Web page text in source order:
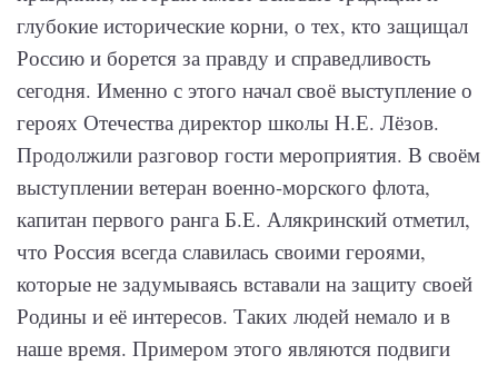
глубокие исторические корни, о тех, кто защищал
Россию и борется за правду и справедливость
сегодня. Именно с этого начал своё выступление о
героях Отечества директор школы Н.Е. Лёзов.
Продолжили разговор гости мероприятия. В своём
выступлении ветеран военно-морского флота,
капитан первого ранга Б.Е. Алякринский отметил,
что Россия всегда славилась своими героями,
которые не задумываясь вставали на защиту своей
Родины и её интересов. Таких людей немало и в
наше время. Примером этого являются подвиги